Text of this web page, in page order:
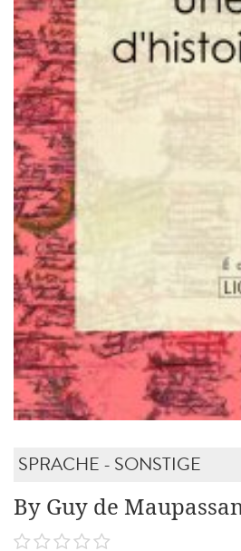
SPRACHE - SONSTIGE
By Guy de